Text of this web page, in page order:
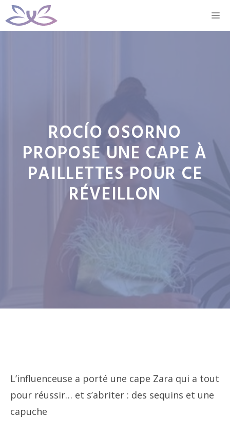
Aller
au
ROCÍO OSORNO
PROPOSE UNE CAPE À
PAILLETTES POUR CE
RÉVEILLON
L’influenceuse a porté une cape Zara qui a tout
pour réussir… et s’abriter : des sequins et une
capuche